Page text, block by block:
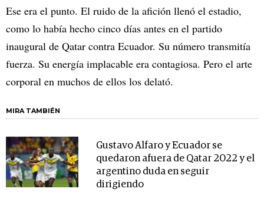
Ese era el punto. El ruido de la afición llenó el estadio,
como lo había hecho cinco días antes en el partido
inaugural de Qatar contra Ecuador. Su número transmitía
fuerza. Su energía implacable era contagiosa. Pero el arte
corporal en muchos de ellos los delató.
MIRA TAMBIÉN
Gustavo Alfaro y Ecuador se
quedaron afuera de Qatar 2022 y el
argentino duda en seguir
dirigiendo